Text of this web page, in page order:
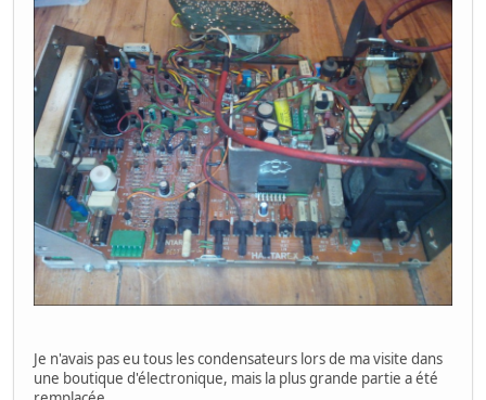
Je n'avais pas eu tous les condensateurs lors de ma visite dans
une boutique d'électronique, mais la plus grande partie a été